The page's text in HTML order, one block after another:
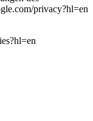
privacy?hl=en